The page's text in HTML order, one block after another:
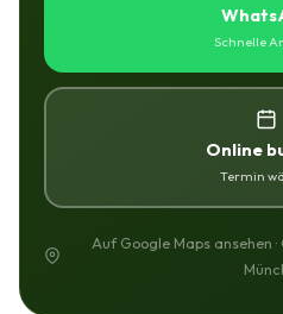
Schnelle
Online
Termin
Auf Google Maps ansehen